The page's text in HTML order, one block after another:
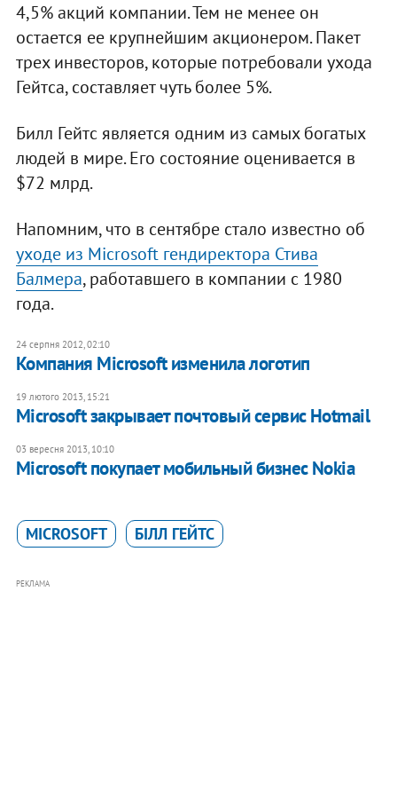
4,5% акций компании. Тем не менее он
остается ее крупнейшим акционером. Пакет
трех инвесторов, которые потребовали ухода
Гейтса, составляет чуть более 5%.
Билл Гейтс является одним из самых богатых
людей в мире. Его состояние оценивается в
$72 млрд.
Напомним, что в сентябре стало известно об
уходе из Microsoft гендиректора Стива
Балмера, работавшего в компании с 1980
года.
24 серпня 2012, 02:10
Компания Microsoft изменила логотип
19 лютого 2013, 15:21
Microsoft закрывает почтовый сервис Hotmail
03 вересня 2013, 10:10
Microsoft покупает мобильный бизнес Nokia
MICROSOFT БІЛЛ ГЕЙТС
РЕКЛАМА